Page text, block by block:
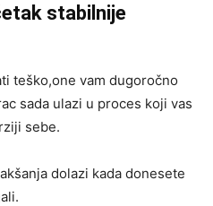
stabilnije
teško,one vam dugoročno
sada ulazi u proces koji vas
sebe.
dolazi kada donesete